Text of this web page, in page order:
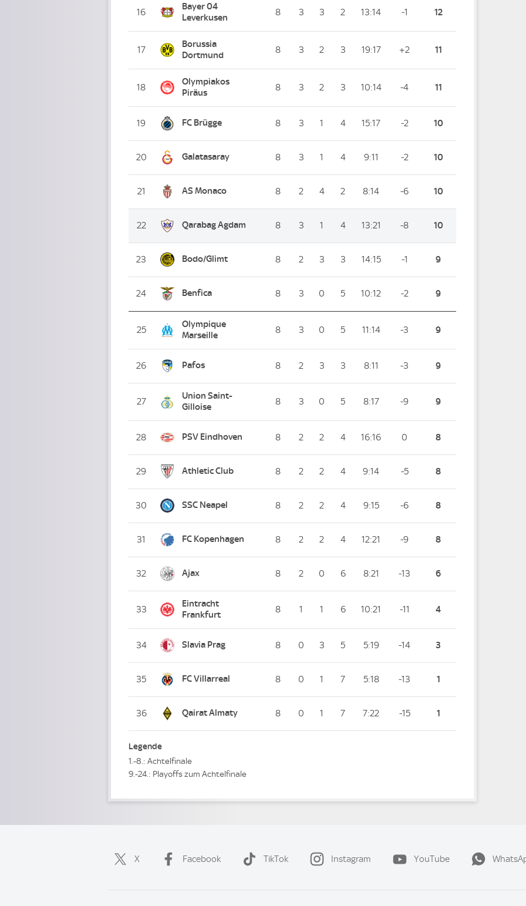
16
Bayer 04
Leverkusen
8 3 3 2 13:14 -1 12
17
Borussia
Dortmund
8 3 2 3 19:17 +2 11
18
Olympiakos
Piräus
8 3 2 3 10:14 -4 11
19 FC Brügge 8 3 1 4 15:17 -2 10
20 Galatasaray 8 3 1 4 9:11 -2 10
21 AS Monaco 8 2 4 2 8:14 -6 10
22 Qarabag Agdam 8 3 1 4 13:21 -8 10
23 Bodo/Glimt 8 2 3 3 14:15 -1 9
24 Benfica 8 3 0 5 10:12 -2 9
25
Olympique
Marseille
8 3 0 5 11:14 -3 9
26 Pafos 8 2 3 3 8:11 -3 9
27
Union Saint-
Gilloise
8 3 0 5 8:17 -9 9
28 PSV Eindhoven 8 2 2 4 16:16 0 8
29 Athletic Club 8 2 2 4 9:14 -5 8
30 SSC Neapel 8 2 2 4 9:15 -6 8
31 FC Kopenhagen 8 2 2 4 12:21 -9 8
32 Ajax 8 2 0 6 8:21 -13 6
33
Eintracht
Frankfurt
8 1 1 6 10:21 -11 4
34 Slavia Prag 8 0 3 5 5:19 -14 3
35 FC Villarreal 8 0 1 7 5:18 -13 1
36 Qairat Almaty 8 0 1 7 7:22 -15 1
Legende
1.-8.: Achtelfinale
9.-24.: Playoffs zum Achtelfinale
X Facebook TikTok Instagram YouTube